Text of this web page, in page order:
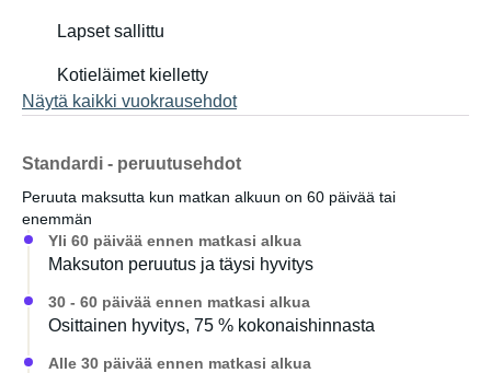
Lapset sallittu
Kotieläimet kielletty
Näytä kaikki vuokrausehdot
Standardi - peruutusehdot
Peruuta maksutta kun matkan alkuun on 60 päivää tai
enemmän
Yli 60 päivää ennen matkasi alkua
Maksuton peruutus ja täysi hyvitys
30 - 60 päivää ennen matkasi alkua
Osittainen hyvitys, 75 % kokonaishinnasta
Alle 30 päivää ennen matkasi alkua